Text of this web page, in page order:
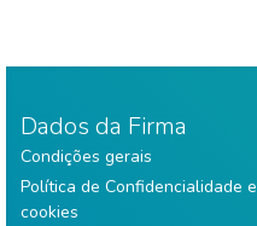
Dados da Firma
Condições gerais
Política de Confidencialidade e
cookies